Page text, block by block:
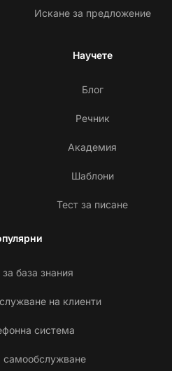
Искане за предложение
Научете
Блог
Речник
Академия
Шаблони
Тест за писане
база знания
на клиенти
система
самообслужване